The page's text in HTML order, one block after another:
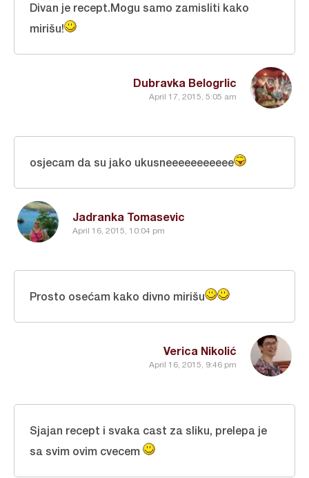
Dubravka Belogrlic
April 17, 2015, 5:05 am
Divan je recept.Mogu samo zamisliti kako
mirišu!
Jadranka Tomasevic
April 16, 2015, 10:04 pm
osjecam da su jako ukusneeeeeeeeeee
Verica Nikolić
April 16, 2015, 9:46 pm
Prosto osećam kako divno mirišu
Sjajan recept i svaka cast za sliku, prelepa je
sa svim ovim cvecem